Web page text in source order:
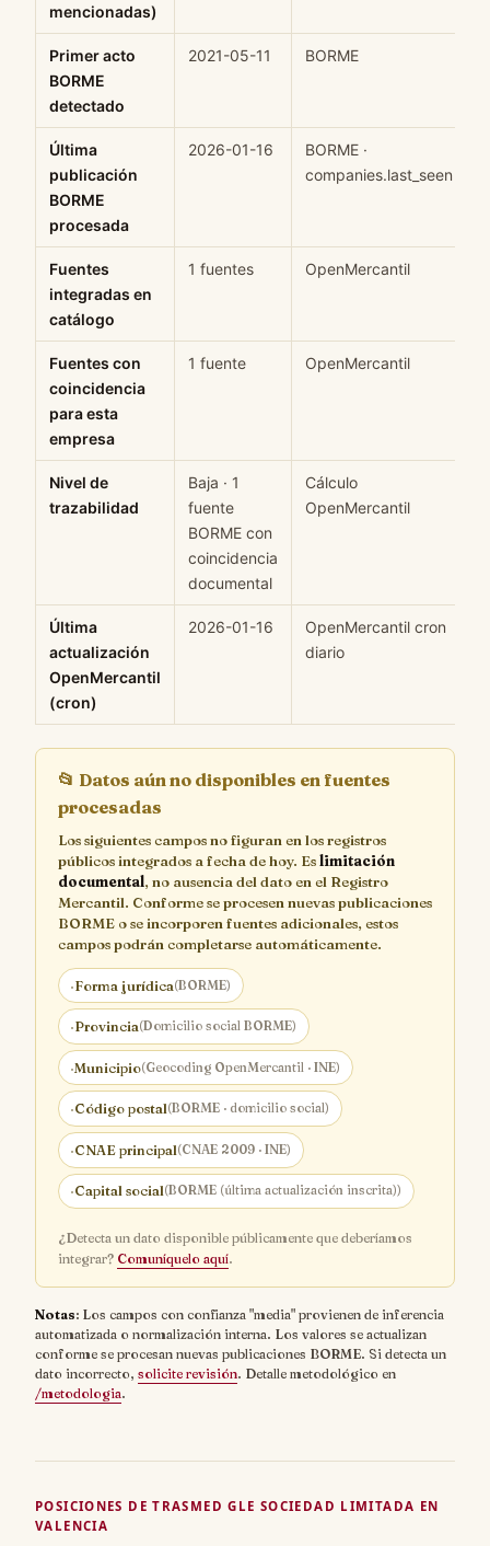
mencionadas)
Primer acto
BORME
detectado
2021-05-11 BORME
Última
publicación
BORME
procesada
2026-01-16
BORME ·
companies.last_seen
Fuentes
integradas en
catálogo
1 fuentes OpenMercantil
Fuentes con
coincidencia
para esta
empresa
1 fuente OpenMercantil
Nivel de
trazabilidad
Baja · 1
fuente
BORME con
coincidencia
documental
Cálculo
OpenMercantil
Última
actualización
OpenMercantil
(cron)
2026-01-16
OpenMercantil cron
diario
📂 Datos aún no disponibles en fuentes
procesadas
Los siguientes campos no figuran en los registros
públicos integrados a fecha de hoy. Eslimitación
documental, no ausencia del dato en el Registro
Mercantil. Conforme se procesen nuevas publicaciones
BORME o se incorporen fuentes adicionales, estos
campos podrán completarse automáticamente.
·Forma jurídica(BORME)
·Provincia(Domicilio social BORME)
·Municipio(Geocoding OpenMercantil · INE)
·Código postal(BORME · domicilio social)
·CNAE principal(CNAE 2009 · INE)
·Capital social(BORME (última actualización inscrita))
¿Detecta un dato disponible públicamente que deberíamos
integrar? Comuníquelo aquí.
Notas: Los campos con confianza "media" provienen de inferencia
automatizada o normalización interna. Los valores se actualizan
conforme se procesan nuevas publicaciones BORME. Si detecta un
dato incorrecto, solicite revisión. Detalle metodológico en
/metodologia.
POSICIONES DE TRASMED GLE SOCIEDAD LIMITADA EN
VALENCIA